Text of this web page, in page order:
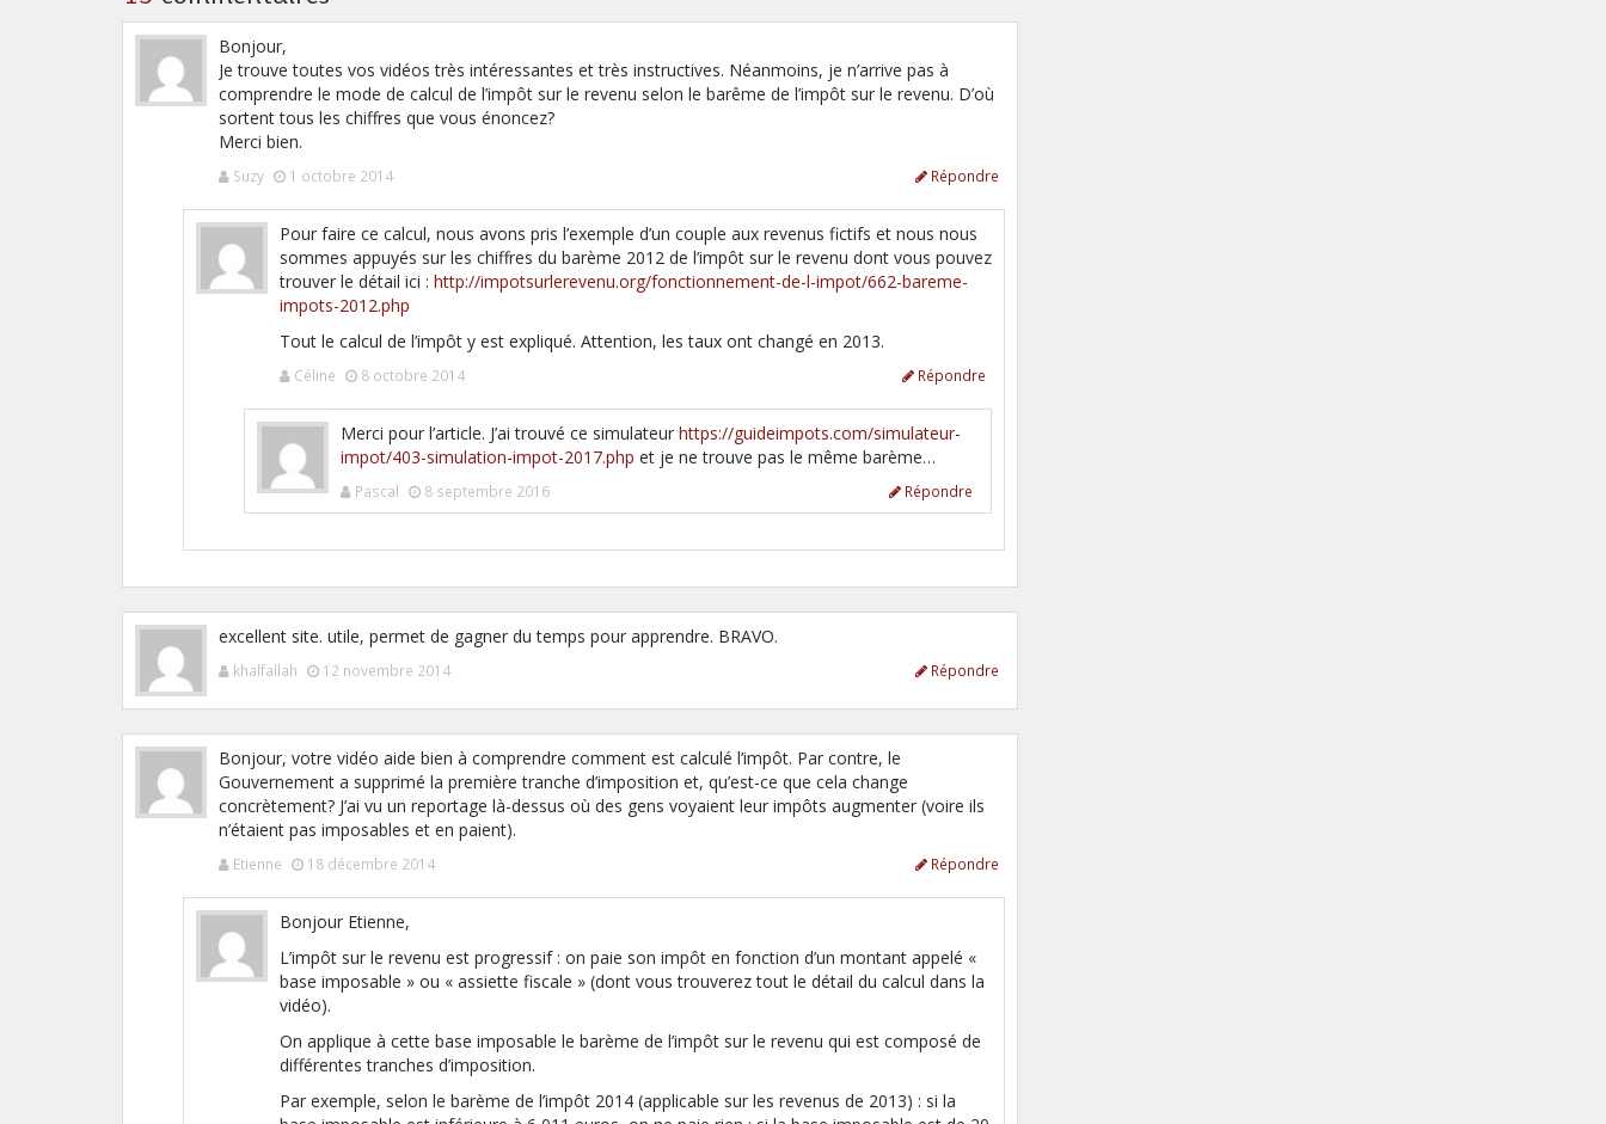
Bonjour,
Je trouve toutes vos vidéos très intéressantes et très instructives. Néanmoins, je n’arrive pas à
comprendre le mode de calcul de l’impôt sur le revenu selon le barême de l’impôt sur le revenu. D’où
sortent tous les chiffres que vous énoncez?
Merci bien.
Suzy 1 octobre 2014 Répondre
Pour faire ce calcul, nous avons pris l’exemple d’un couple aux revenus fictifs et nous nous
sommes appuyés sur les chiffres du barème 2012 de l’impôt sur le revenu dont vous pouvez
trouver le détail ici : http://impotsurlerevenu.org/fonctionnement-de-l-impot/662-bareme-
impots-2012.php
Tout le calcul de l’impôt y est expliqué. Attention, les taux ont changé en 2013.
Céline 8 octobre 2014 Répondre
Merci pour l’article. J’ai trouvé ce simulateur https://guideimpots.com/simulateur-
impot/403-simulation-impot-2017.php et je ne trouve pas le même barème…
Pascal 8 septembre 2016 Répondre
excellent site. utile, permet de gagner du temps pour apprendre. BRAVO.
khalfallah 12 novembre 2014 Répondre
Bonjour, votre vidéo aide bien à comprendre comment est calculé l’impôt. Par contre, le
Gouvernement a supprimé la première tranche d’imposition et, qu’est-ce que cela change
concrètement? J’ai vu un reportage là-dessus où des gens voyaient leur impôts augmenter (voire ils
n’étaient pas imposables et en paient).
Etienne 18 décembre 2014 Répondre
Bonjour Etienne,
L’impôt sur le revenu est progressif : on paie son impôt en fonction d’un montant appelé «
base imposable » ou « assiette fiscale » (dont vous trouverez tout le détail du calcul dans la
vidéo).
On applique à cette base imposable le barème de l’impôt sur le revenu qui est composé de
différentes tranches d’imposition.
Par exemple, selon le barème de l’impôt 2014 (applicable sur les revenus de 2013) : si la